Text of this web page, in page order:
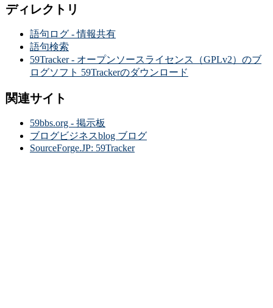
ディレクトリ
語句ログ - 情報共有
語句検索
59Tracker - オープンソースライセンス（GPLv2）のブ
ログソフト 59Trackerのダウンロード
関連サイト
59bbs.org - 掲示板
ブログビジネスblog ブログ
SourceForge.JP: 59Tracker